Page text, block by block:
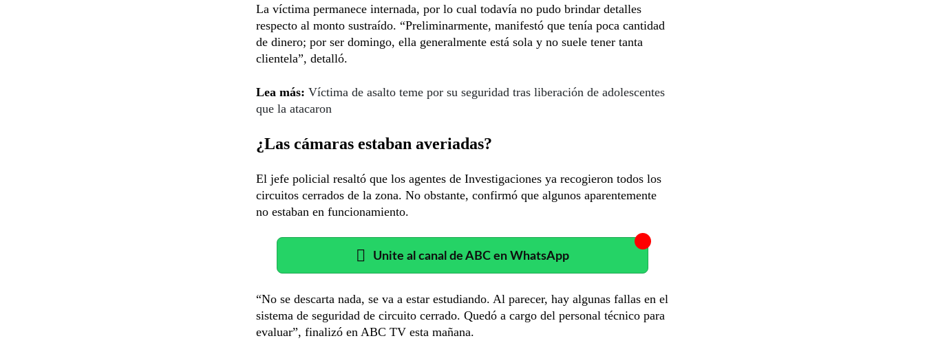
La víctima permanece internada, por lo cual todavía no pudo brindar detalles
respecto al monto sustraído. “Preliminarmente, manifestó que tenía poca cantidad
de dinero; por ser domingo, ella generalmente está sola y no suele tener tanta
clientela”, detalló.
Lea más: Víctima de asalto teme por su seguridad tras liberación de adolescentes
que la atacaron
¿Las cámaras estaban averiadas?
El jefe policial resaltó que los agentes de Investigaciones ya recogieron todos los
circuitos cerrados de la zona. No obstante, confirmó que algunos aparentemente
no estaban en funcionamiento.
Unite al canal de ABC en WhatsApp
“No se descarta nada, se va a estar estudiando. Al parecer, hay algunas fallas en el
sistema de seguridad de circuito cerrado. Quedó a cargo del personal técnico para
evaluar”, finalizó en ABC TV esta mañana.